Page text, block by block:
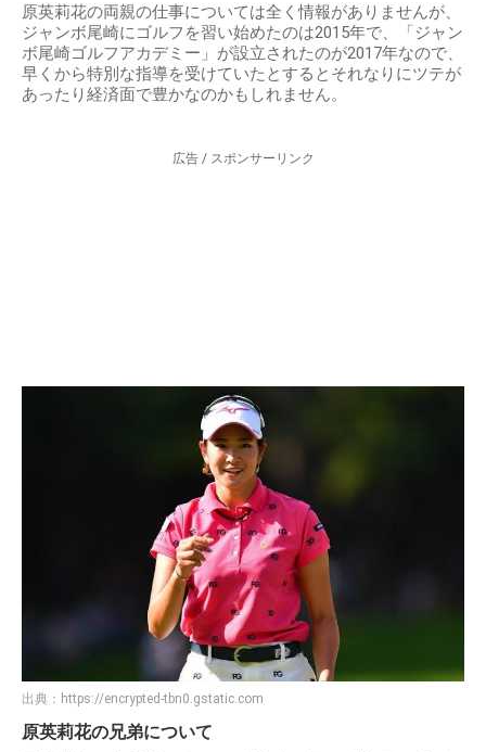
原英莉花の両親の仕事については全く情報がありませんが、
ジャンボ尾崎にゴルフを習い始めたのは2015年で、「ジャン
ボ尾崎ゴルフアカデミー」が設立されたのが2017年なので、
早くから特別な指導を受けていたとするとそれなりにツテが
あったり経済面で豊かなのかもしれません。
広告 / スポンサーリンク
出典： https://encrypted-tbn0.gstatic.com
原英莉花の兄弟について